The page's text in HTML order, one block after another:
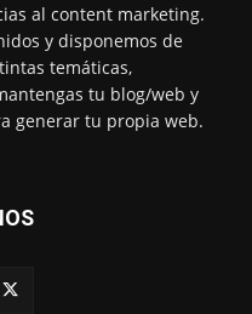
al content marketing.
y disponemos de
temáticas,
tu blog/web y
generar tu propia web.